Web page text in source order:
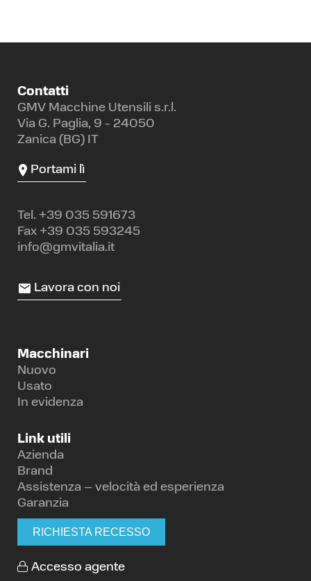
Contatti
GMV Macchine Utensili s.r.l.
Via G. Paglia, 9 - 24050
Zanica (BG) IT
Portami lì
Tel. +39 035 591673
Fax +39 035 593245
info@gmvitalia.it
Lavora con noi
Macchinari
Nuovo
Usato
In evidenza
Link utili
Azienda
Brand
Assistenza – velocità ed esperienza
Garanzia
RICHIESTA RECESSO
Accesso agente